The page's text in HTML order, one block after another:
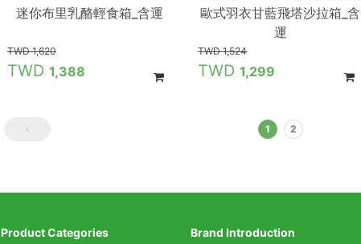
迷你布里乳酪輕食箱_含運
1,620
1,388
歐式羽衣甘藍飛塔沙拉箱_含
運
1,524
1,299
1 2
Product Categories Brand Introduction